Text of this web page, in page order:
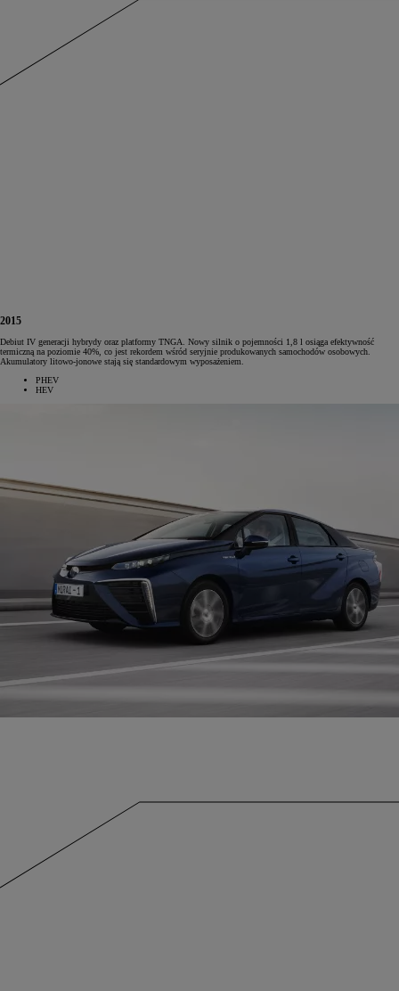
2015
Debiut IV generacji hybrydy oraz platformy TNGA. Nowy silnik o pojemności 1,8 l osiąga efektywność
termiczną na poziomie 40%, co jest rekordem wśród seryjnie produkowanych samochodów osobowych.
Akumulatory litowo-jonowe stają się standardowym wyposażeniem.
PHEV
HEV